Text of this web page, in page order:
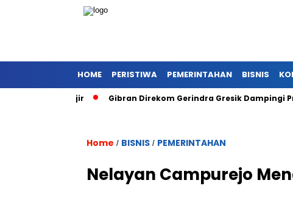
HOME PERISTIWA PEMERINTAHAN BISNIS
Gibran Direkom Gerindra Gresik Dampingi
Home / BISNIS / PEMERINTAHAN
Nelayan Campurejo